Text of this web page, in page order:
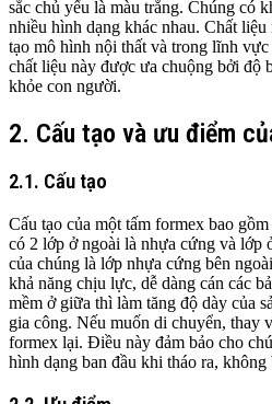
sắc chủ yếu là màu trắng. Chúng có
nhiều hình dạng khác nhau. Chất
tạo mô hình nội thất và trong lĩnh
chất liệu này được ưa chuộng bởi độ
khỏe con người.
2. Cấu tạo và ưu điểm
2.1. Cấu tạo
Cấu tạo của một tấm formex bao
có 2 lớp ở ngoài là nhựa cứng và lớp
của chúng là lớp nhựa cứng bên
khả năng chịu lực, dễ dàng cán các
mềm ở giữa thì làm tăng độ dày của
gia công. Nếu muốn di chuyển, thay
formex lại. Điều này đảm bảo cho
hình dạng ban đầu khi tháo ra,